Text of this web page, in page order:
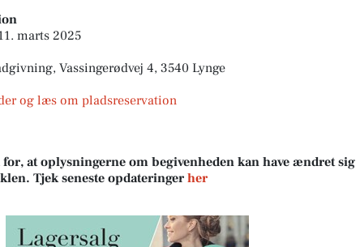
marts 2025
Vassingerødvej 4, 3540 Lynge
og læs om pladsreservation
at oplysningerne om begivenheden kan have ændret sig
Tjek seneste opdateringer her